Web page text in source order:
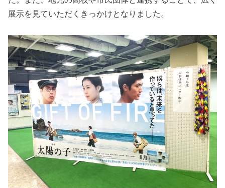
展示を見ていただくきっかけとなりました。